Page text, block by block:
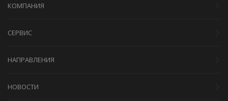
КОМПАНИЯ
СЕРВИС
НАПРАВЛЕНИЯ
НОВОСТИ